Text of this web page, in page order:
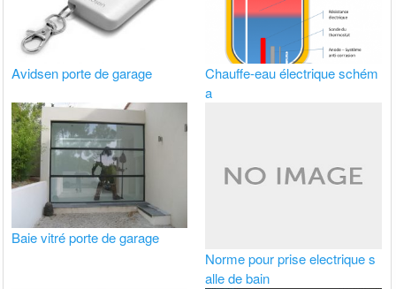
Avidsen porte de garage
Chauffe-eau électrique schém
a
Baie vitré porte de garage
Norme pour prise electrique s
alle de bain